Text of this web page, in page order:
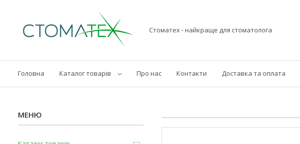
Стоматех - найкраще для стоматолога
Головна Каталог товарів Про нас Контакти Доставка та оплата